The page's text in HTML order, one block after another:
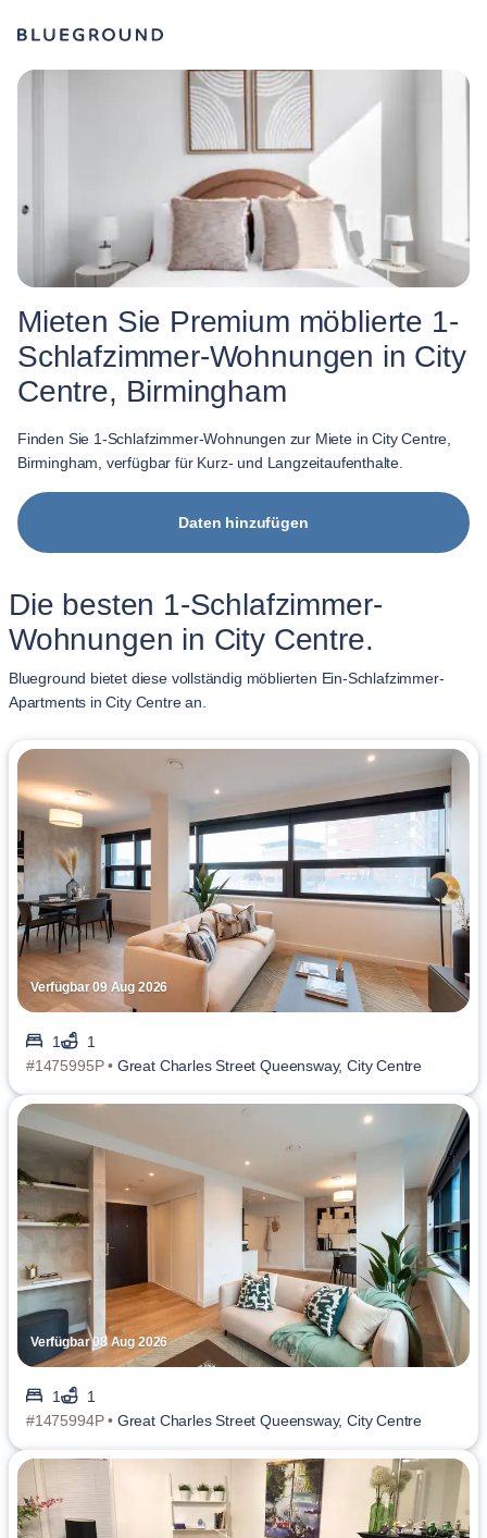
Mieten Sie Premium möblierte 1-
Schlafzimmer-Wohnungen in City
Centre, Birmingham
Finden Sie 1-Schlafzimmer-Wohnungen zur Miete in City Centre,
Birmingham, verfügbar für Kurz- und Langzeitaufenthalte.
Daten hinzufügen
Die besten 1-Schlafzimmer-
Wohnungen in City Centre.
Blueground bietet diese vollständig möblierten Ein-Schlafzimmer-
Apartments in City Centre an.
Verfügbar 09 Aug 2026
1
1
#1475995P • Great Charles Street Queensway, City Centre
Verfügbar 08 Aug 2026
1
1
#1475994P • Great Charles Street Queensway, City Centre